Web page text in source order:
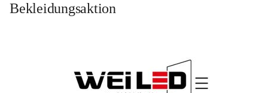
Bekleidungsaktion